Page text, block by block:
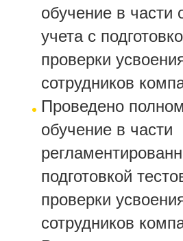
обучение в части
учета с
проверки
сотрудников
Проведено
обучение в части
подготовкой
проверки
сотрудников